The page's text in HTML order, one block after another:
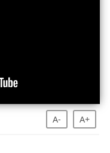
A- A+